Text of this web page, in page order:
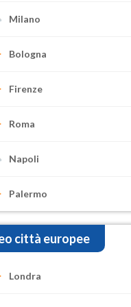
Milano
Bologna
Firenze
Roma
Napoli
Palermo
città europee
Londra